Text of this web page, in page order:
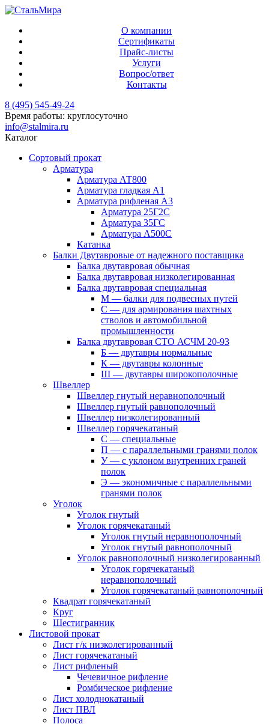
О компании
Сертификаты
Прайс-листы
Услуги
Вопрос/ответ
Контакты
8 (495) 545-49-24
Время работы: круглосуточно
info@stalmira.ru
Каталог
Сортовый прокат
Арматура
Арматура АТ800
Арматура гладкая А1
Арматура рифленая А3
Арматура 25Г2С
Арматура 35ГС
Арматура А500С
Катанка
Балки Двутавровые от надежного поставщика
Балка двутавровая обычная
Балка двутавровая низколегированная
Балка двутавровая специальная
М — балки для подвесных путей
С — для армирования шахтных
стволов и автомобильной
промышленности
Балка двутавровая СТО АСЧМ 20-93
Б — двутавры нормальные
К — двутавры колонные
Ш — двутавры широкополочные
Швеллер
Швеллер гнутый неравнополочный
Швеллер гнутый равнополочный
Швеллер низколегированный
Швеллер горячекатаный
С — специальные
П — с параллельными гранями полок
У — с уклоном внутренних граней
полок
Э — экономичные с параллельными
гранями полок
Уголок
Уголок гнутый
Уголок горячекатаный
Уголок гнутый неравнополочный
Уголок гнутый равнополочный
Уголок равнополочный низколегированный
Уголок горячекатаный
неравнополочный
Уголок горячекатаный равнополочный
Квадрат горячекатаный
Круг
Шестигранник
Листовой прокат
Лист г/к низколегированный
Лист горячекатаный
Лист рифленый
Чечевичное рифление
Ромбическое рифление
Лист холоднокатаный
Лист ПВЛ
Полоса